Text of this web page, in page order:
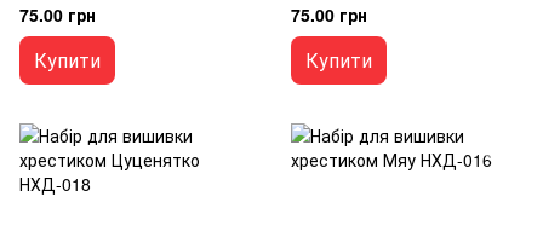
75.00 грн
Купити
75.00 грн
Купити